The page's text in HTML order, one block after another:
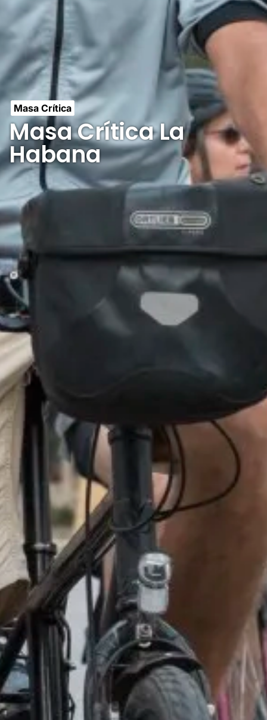
Masa Crítica
Masa Crítica La
Habana